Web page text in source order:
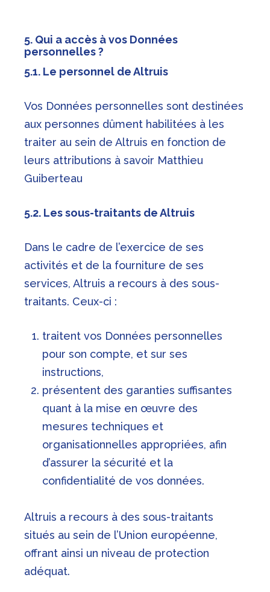
5. Qui a accès à vos Données
personnelles ?
5.1. Le personnel de Altruis
Vos Données personnelles sont destinées
aux personnes dûment habilitées à les
traiter au sein de Altruis en fonction de
leurs attributions à savoir Matthieu
Guiberteau
5.2. Les sous-traitants de Altruis
Dans le cadre de l’exercice de ses
activités et de la fourniture de ses
services, Altruis a recours à des sous-
traitants. Ceux-ci :
traitent vos Données personnelles
pour son compte, et sur ses
instructions,
présentent des garanties suffisantes
quant à la mise en œuvre des
mesures techniques et
organisationnelles appropriées, afin
d’assurer la sécurité et la
confidentialité de vos données.
Altruis a recours à des sous-traitants
situés au sein de l’Union européenne,
offrant ainsi un niveau de protection
adéquat.